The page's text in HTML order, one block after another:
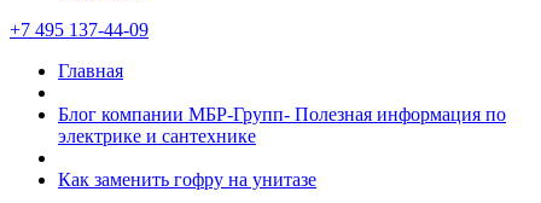
+7 495 137-44-09
Главная
Блог компании МБР-Групп- Полезная информация по
электрике и сантехнике
Как заменить гофру на унитазе